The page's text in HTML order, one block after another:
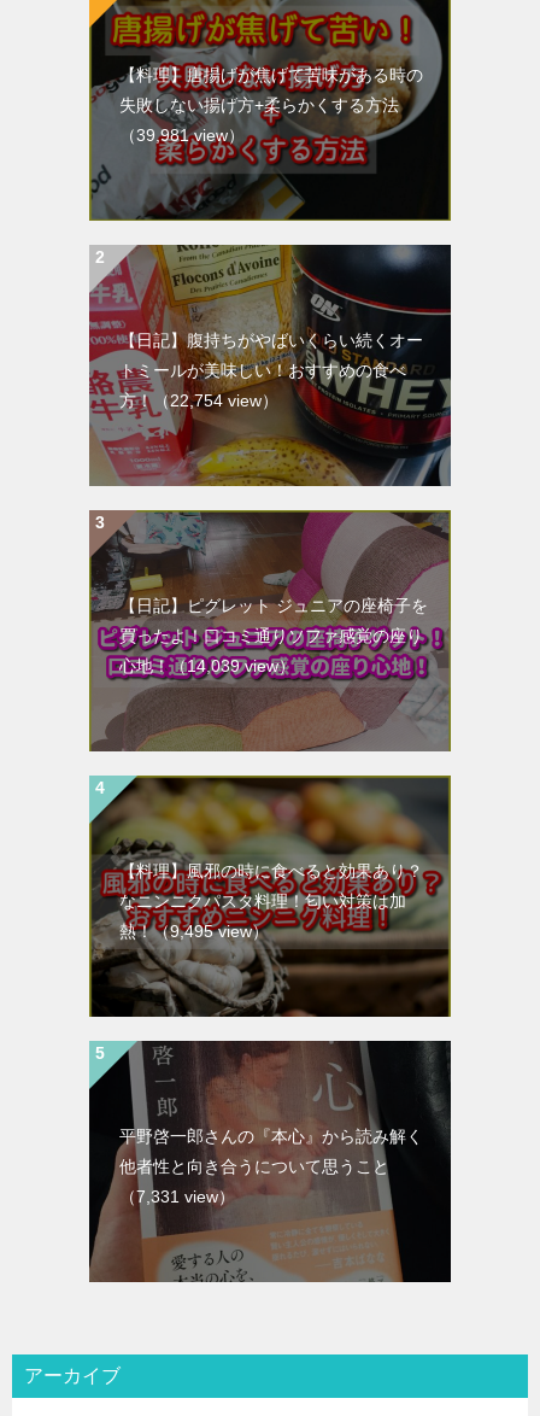
【料理】唐揚げが焦げて苦味がある時の
失敗しない揚げ方+柔らかくする方法
（39,981 view）
【日記】腹持ちがやばいくらい続くオー
トミールが美味しい！おすすめの食べ
方！
（22,754 view）
【日記】ピグレット ジュニアの座椅子を
買ったよ！口コミ通りソファ感覚の座り
心地！（14,039 view）
【料理】風邪の時に食べると効果あり？
なニンニクパスタ料理！匂い対策は加
熱！（9,495 view）
平野啓一郎さんの『本心』から読み解く
他者性と向き合うについて思うこと
（7,331 view）
アーカイブ